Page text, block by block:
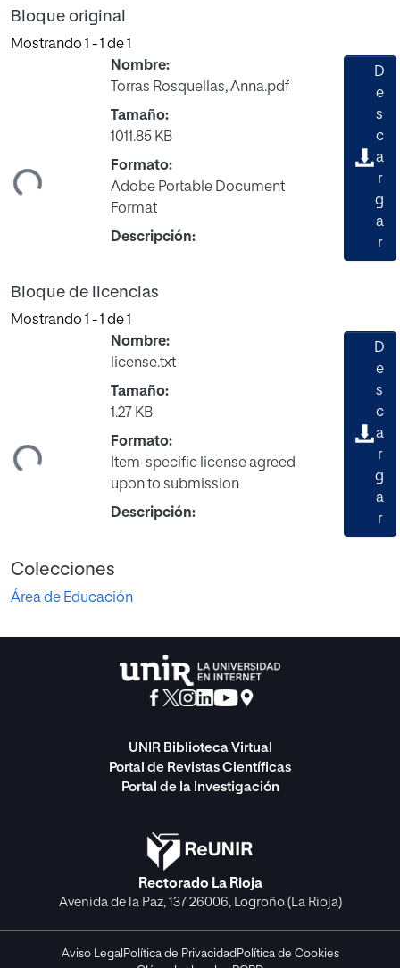
Bloque original
Mostrando 1 - 1 de 1
Nombre:
Torras Rosquellas, Anna.pdf
Tamaño:
1011.85 KB
Formato:
Adobe Portable Document
Format
Descripción:
D
e
s
c
a
r
g
a
r
Bloque de licencias
Mostrando 1 - 1 de 1
Nombre:
license.txt
Tamaño:
1.27 KB
Formato:
Item-specific license agreed
upon to submission
Descripción:
D
e
s
c
a
r
g
a
r
Colecciones
Área de Educación
UNIR Biblioteca Virtual
Portal de Revistas Científicas
Portal de la Investigación
Rectorado La Rioja
Avenida de la Paz, 137 26006, Logroño (La Rioja)
Aviso Legal Política de Privacidad Política de Cookies